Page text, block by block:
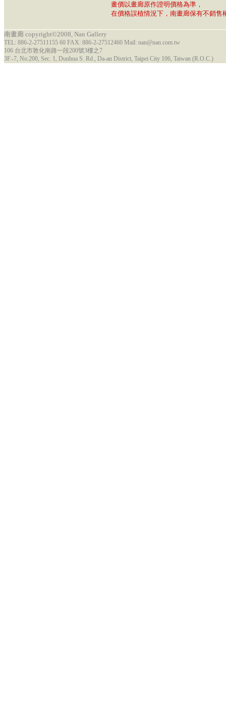
畫價以畫廊原作證明價格為準，
在價格誤植情況下，南畫廊保有不銷售
南畫廊 copyright©2008, Nan Gallery
TEL: 886-2-27511155 60 FAX: 886-2-27512460 Mail: nan@nan.com.tw
106 台北市敦化南路一段200號3樓之7
3F.-7, No.200, Sec. 1, Dunhua S. Rd., Da-an District, Taipei City 106, Taiwan (R.O.C.)